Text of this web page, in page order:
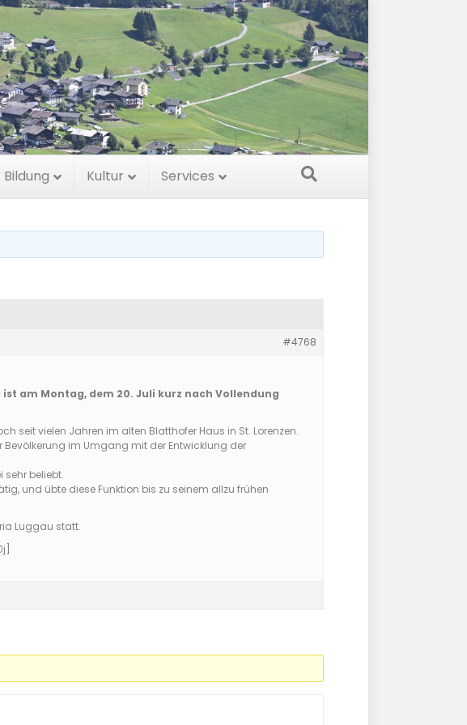
Bildung Kultur Services
#4768
am Montag, dem 20. Juli kurz nach Vollendung
seit vielen Jahren im alten Blatthofer Haus in St. Lorenzen.
Bevölkerung im Umgang mit der Entwicklung der
sehr beliebt.
und übte diese Funktion bis zu seinem allzu frühen
Luggau statt.